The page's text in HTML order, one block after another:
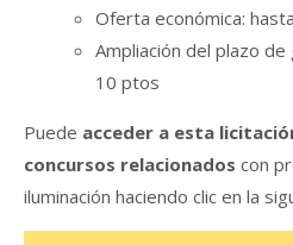
Oferta económica:
Ampliación del plazo
10 ptos
Puede acceder a esta
concursos relacionados con
iluminación haciendo clic en la